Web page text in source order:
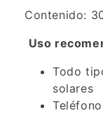
Contenido:
Uso
Todo
solares